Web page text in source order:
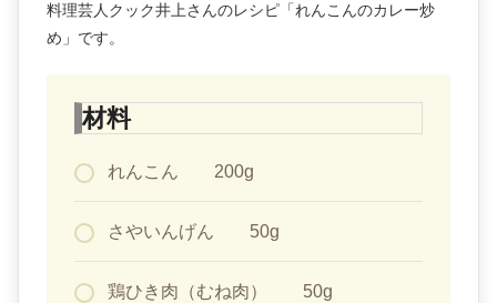
料理芸人クック井上さんのレシピ「れんこんのカレー炒
め」です。
材料
れんこん 200g
さやいんげん 50g
鶏ひき肉（むね肉） 50g